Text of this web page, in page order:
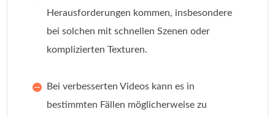
Herausforderungen kommen, insbesondere
bei solchen mit schnellen Szenen oder
komplizierten Texturen.
Bei verbesserten Videos kann es in
bestimmten Fällen möglicherweise zu